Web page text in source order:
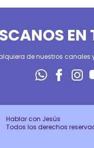
de nuestros
Hablar con Jesús
Todos los derechos